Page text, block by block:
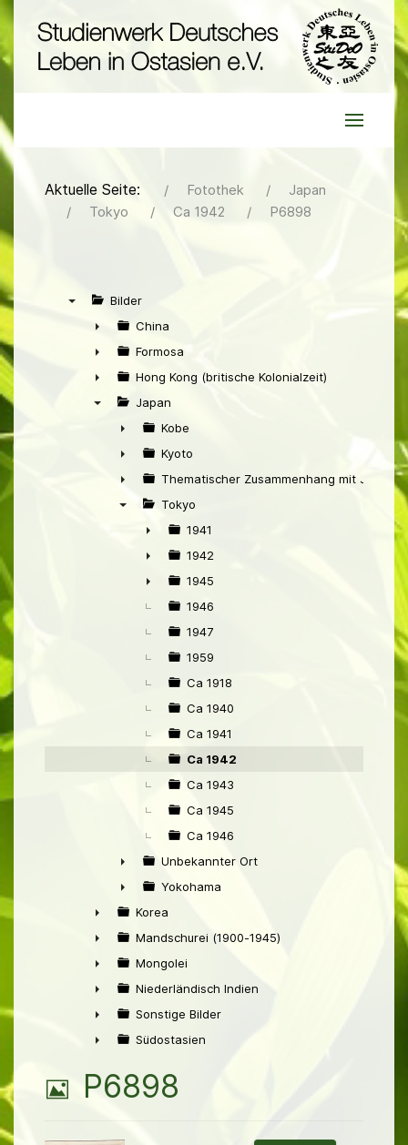
Aktuelle Seite: Fotothek
Japan
Tokyo
Ca 1942 P6898
Bilder
►
China
►
Formosa
►
Hong Kong (britische Kolonialzeit)
Japan
►
Kobe
►
Kyoto
►
Thematischer Zusammenhang mit Japan
Tokyo
►
1941
►
1942
►
1945
1946
1947
1959
Ca 1918
Ca 1940
Ca 1941
Ca 1942
Ca 1943
Ca 1945
Ca 1946
►
Unbekannter Ort
►
Yokohama
►
Korea
►
Mandschurei (1900-1945)
►
Mongolei
►
Niederländisch Indien
►
Sonstige Bilder
Südostasien
B
P6898